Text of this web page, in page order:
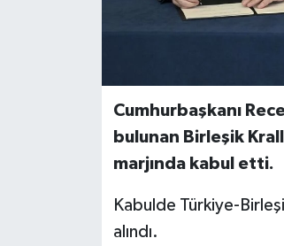
Cumhurbaşkanı
bulunan Birleşik
marjında kabul etti.
Kabulde Türkiye-
alındı.